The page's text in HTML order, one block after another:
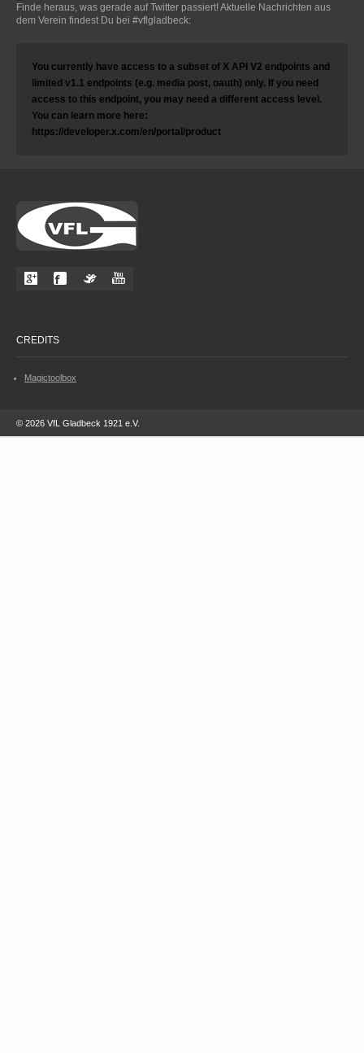
Finde heraus, was gerade auf Twitter passiert! Aktuelle Nachrichten aus
dem Verein findest Du bei #vflgladbeck:
You currently have access to a subset of X API V2 endpoints and
limited v1.1 endpoints (e.g. media post, oauth) only. If you need
access to this endpoint, you may need a different access level.
You can learn more here:
https://developer.x.com/en/portal/product
CREDITS
Magictoolbox
© 2026 VfL Gladbeck 1921 e.V.